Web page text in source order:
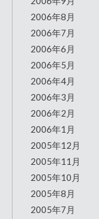
2006年8月
2006年7月
2006年6月
2006年5月
2006年4月
2006年3月
2006年2月
2006年1月
2005年12月
2005年11月
2005年10月
2005年8月
2005年7月